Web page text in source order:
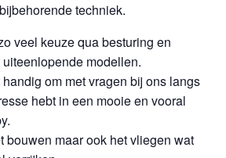
techniek.
veel keuze qua besturing en
modellen.
om met vragen bij ons langs
hebt in een mooie en vooral
bouwen maar ook het vliegen wat